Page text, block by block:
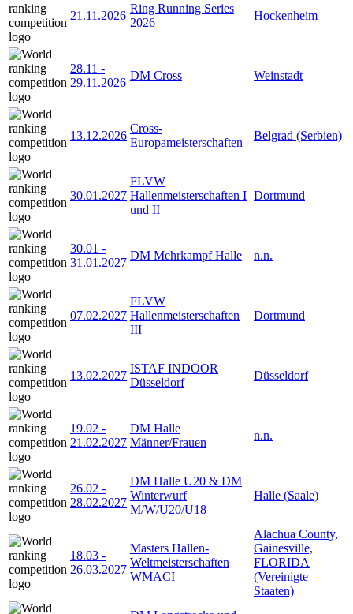
21.11.2026
Ring Running Series
2026
Hockenheim
28.11 -
29.11.2026
DM Cross Weinstadt
13.12.2026
Cross-
Europameisterschaften
Belgrad (Serbien)
30.01.2027
FLVW
Hallenmeisterschaften I
und II
Dortmund
30.01 -
31.01.2027
DM Mehrkampf Halle n.n.
07.02.2027
FLVW
Hallenmeisterschaften
III
Dortmund
13.02.2027
ISTAF INDOOR
Düsseldorf
Düsseldorf
19.02 -
21.02.2027
DM Halle
Männer/Frauen
n.n.
26.02 -
28.02.2027
DM Halle U20 & DM
Winterwurf
M/W/U20/U18
Halle (Saale)
18.03 -
26.03.2027
Masters Hallen-
Weltmeisterschaften
WMACI
Alachua County,
Gainesville,
FLORIDA
(Vereinigte
Staaten)